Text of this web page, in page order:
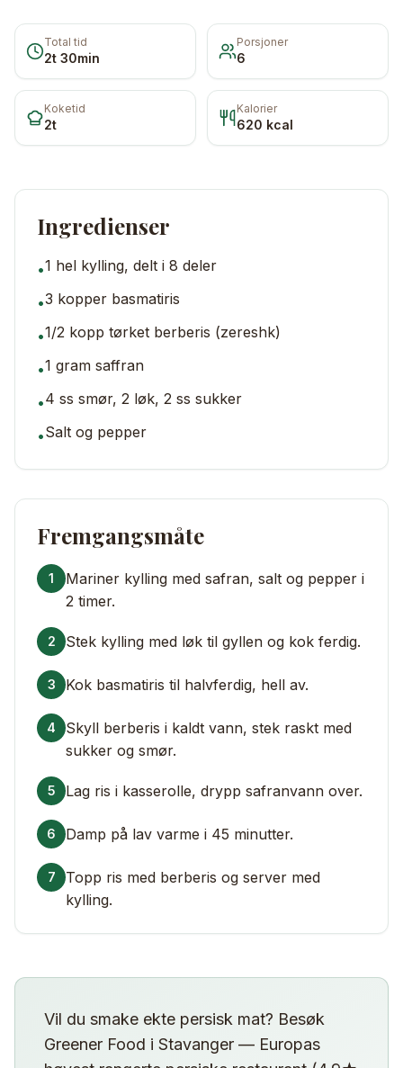
Total tid
2t 30min
Porsjoner
6
Koketid
2t
Kalorier
620 kcal
Ingredienser
•1 hel kylling, delt i 8 deler
•3 kopper basmatiris
•1/2 kopp tørket berberis (zereshk)
•1 gram saffran
•4 ss smør, 2 løk, 2 ss sukker
•Salt og pepper
Fremgangsmåte
1
Mariner kylling med safran, salt og pepper i
2 timer.
2 Stek kylling med løk til gyllen og kok ferdig.
3 Kok basmatiris til halvferdig, hell av.
4
Skyll berberis i kaldt vann, stek raskt med
sukker og smør.
5 Lag ris i kasserolle, drypp safranvann over.
6 Damp på lav varme i 45 minutter.
7
Topp ris med berberis og server med
kylling.
Vil du smake ekte persisk mat? Besøk
Greener Food i Stavanger — Europas